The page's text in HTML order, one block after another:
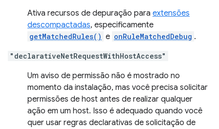
Ativa recursos de depuração para extensões
descompactadas, especificamente
getMatchedRules() e onRuleMatchedDebug .
"declarativeNetRequestWithHostAccess"
Um aviso de permissão não é mostrado no
momento da instalação, mas você precisa solicitar
permissões de host antes de realizar qualquer
ação em um host. Isso é adequado quando você
quer usar regras declarativas de solicitação de